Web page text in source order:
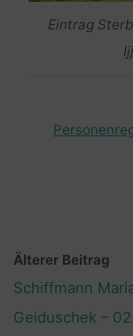
Eintrag
Älterer Beitrag
Schiffmann
Geiduschek –